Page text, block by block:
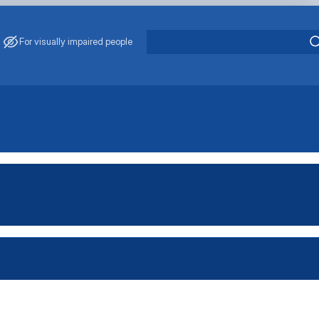
For visually impaired people